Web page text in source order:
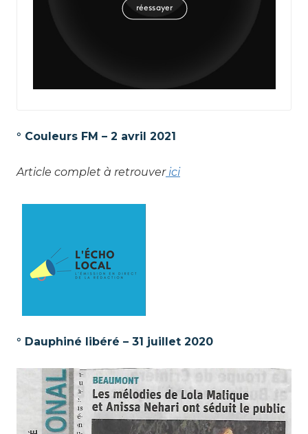
° Couleurs FM – 2 avril 2021
Article complet à retrouverici
° Dauphiné libéré – 31 juillet 2020